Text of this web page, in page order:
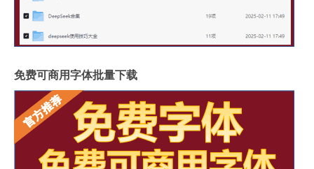
免费可商用字体批量下载